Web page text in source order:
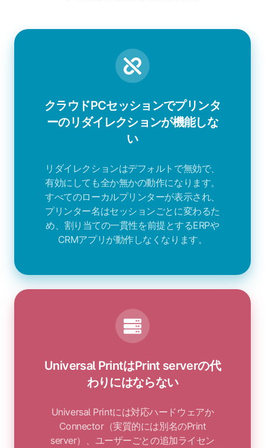
クラウドPCセッションでプリンタ
ーのリダイレクションが機能しな
い
リダイレクションはデフォルトで無効で、
有効にしても全か無かの動作になります。
すべてのローカルプリンターが表示され、
プリンター名はセッションごとに変わるた
め、割り当ての一貫性を前提とするERPや
CRMアプリが動作しなくなります。
Universal PrintはPrint serverの代
わりにはならない
Universal Printには対応ハードウェアか
Connector（実質的には別名のPrint
server）、ユーザーごとの追加ライセン